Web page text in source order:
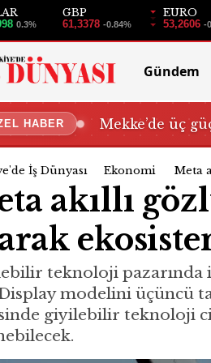
0.3%
GBP
61,3378 -0.84%
EURO
53,2606 -
Gündem
HABER Mekke’de üç
İş Dünyası Ekonomi Meta
akıllı
teknoloji pazarında
modelini üçüncü
giyilebilir teknoloji